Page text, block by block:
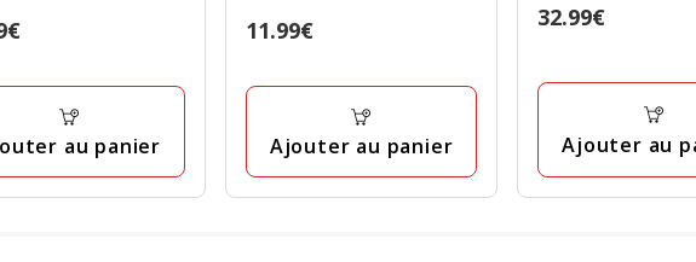
au panier
Prix
11.99€
Ajouter au panier
Prix
32.99€
Ajouter au